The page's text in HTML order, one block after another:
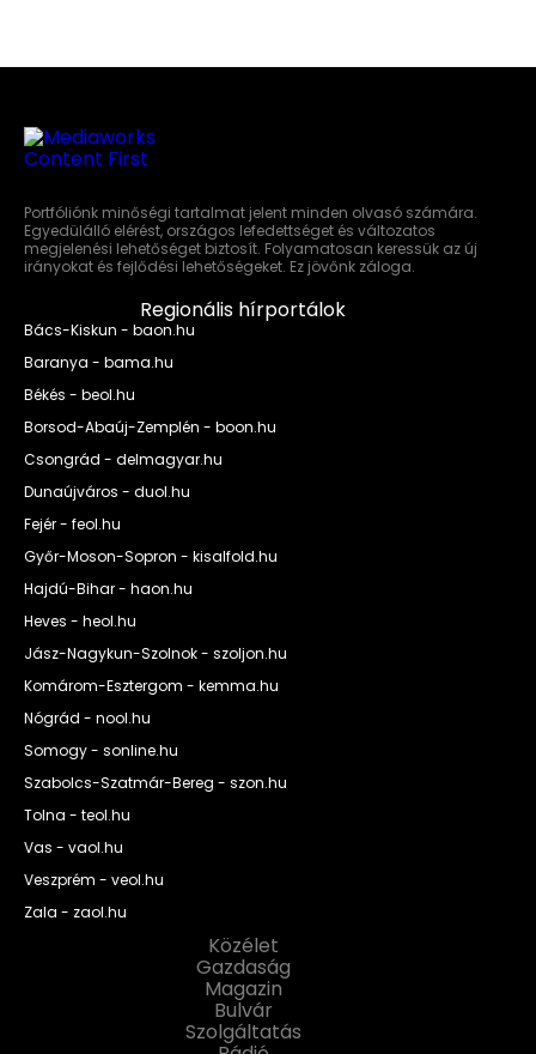
Portfóliónk minőségi tartalmat jelent minden olvasó számára.
Egyedülálló elérést, országos lefedettséget és változatos
megjelenési lehetőséget biztosít. Folyamatosan keressük az új
irányokat és fejlődési lehetőségeket. Ez jövőnk záloga.
Regionális hírportálok
Bács-Kiskun - baon.hu
Baranya - bama.hu
Békés - beol.hu
Borsod-Abaúj-Zemplén - boon.hu
Csongrád - delmagyar.hu
Dunaújváros - duol.hu
Fejér - feol.hu
Győr-Moson-Sopron - kisalfold.hu
Hajdú-Bihar - haon.hu
Heves - heol.hu
Jász-Nagykun-Szolnok - szoljon.hu
Komárom-Esztergom - kemma.hu
Nógrád - nool.hu
Somogy - sonline.hu
Szabolcs-Szatmár-Bereg - szon.hu
Tolna - teol.hu
Vas - vaol.hu
Veszprém - veol.hu
Zala - zaol.hu
Közélet
Gazdaság
Magazin
Bulvár
Szolgáltatás